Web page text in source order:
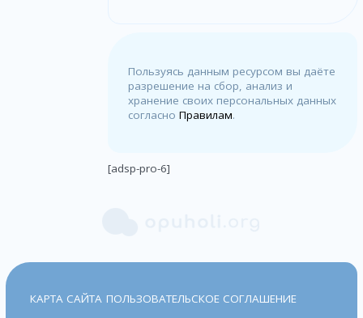
Пользуясь данным ресурсом вы даёте
разрешение на сбор, анализ и
хранение своих персональных данных
согласноПравилам.
[adsp-pro-6]
КАРТА САЙТА ПОЛЬЗОВАТЕЛЬСКОЕ СОГЛАШЕНИЕ